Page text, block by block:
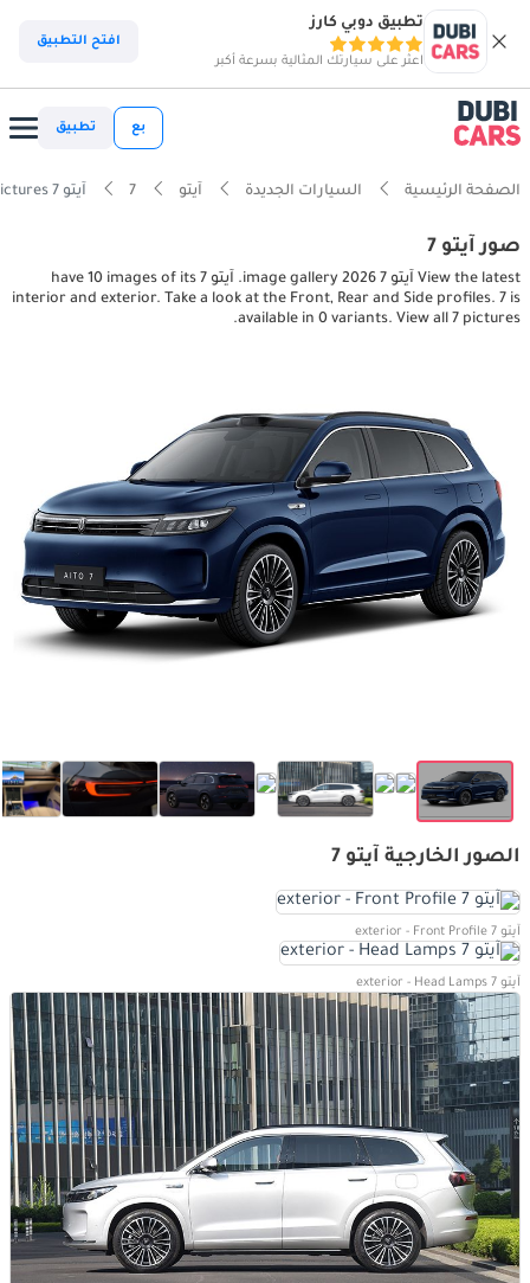
تطبيق دوبي كارز
اعثر على سيارتك المثالية بسرعة أكبر
افتح التطبيق
بع تطبيق
الصفحة الرئيسية السيارات الجديدة آيتو 7 آيتو 7 interior, exterior pictures
صور آيتو 7
View the latest آيتو 7 2026 image gallery. آيتو 7 have 10 images of its
interior and exterior. Take a look at the Front, Rear and Side profiles. 7 is
available in 0 variants. View all 7 pictures.
الصور الخارجية آيتو 7
آيتو 7 exterior - Front Profile
آيتو 7 exterior - Head Lamps